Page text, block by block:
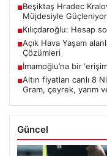
■Beşiktaş Hradec
Müjdesiyle Güçleniyor
■Kılıçdaroğlu: Hesap
■Açık Hava Yaşam
Çözümleri
■İmamoğlu’na bir
■Altın fiyatları canlı 8
Gram, çeyrek, yarım
Güncel